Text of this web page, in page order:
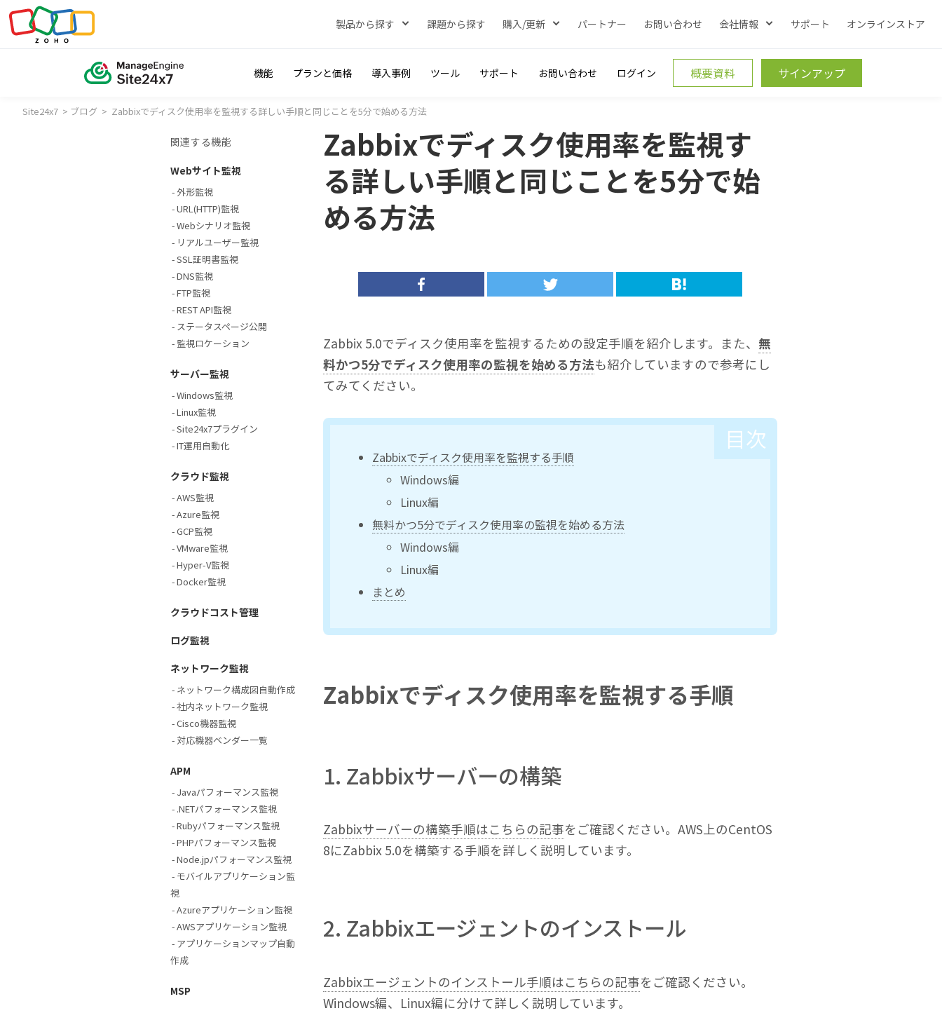
製品から探す 課題から探す 購入/更新 パートナー お問い合わせ 会社情報 サポート オンラインストア
機能 プランと価格 導入事例 ツール サポート お問い合わせ ログイン 概要資料 サインアップ
Site24x7 > ブログ > Zabbixでディスク使用率を監視する詳しい手順と同じことを5分で始める方法
Zabbixでディスク使用率を監視す
る詳しい手順と同じことを5分で始
める方法
Zabbix 5.0でディスク使用率を監視するための設定手順を紹介します。また、 無
料かつ5分でディスク使用率の監視を始める方法も紹介していますので参考にし
てみてください。
目次
Zabbixでディスク使用率を監視する手順
Windows編
Linux編
無料かつ5分でディスク使用率の監視を始める方法
Windows編
Linux編
まとめ
Zabbixでディスク使用率を監視する手順
1. Zabbixサーバーの構築
Zabbixサーバーの構築手順はこちらの記事をご確認ください。AWS上のCentOS
8にZabbix 5.0を構築する手順を詳しく説明しています。
2. Zabbixエージェントのインストール
Zabbixエージェントのインストール手順はこちらの記事をご確認ください。
Windows編、Linux編に分けて詳しく説明しています。
関連する機能
Webサイト監視
外形監視
URL(HTTP)監視
Webシナリオ監視
リアルユーザー監視
SSL証明書監視
DNS監視
FTP監視
REST API監視
ステータスページ公開
監視ロケーション
サーバー監視
Windows監視
Linux監視
Site24x7プラグイン
IT運用自動化
クラウド監視
AWS監視
Azure監視
GCP監視
VMware監視
Hyper-V監視
Docker監視
クラウドコスト管理
ログ監視
ネットワーク監視
ネットワーク構成図自動作成
社内ネットワーク監視
Cisco機器監視
対応機器ベンダー一覧
APM
Javaパフォーマンス監視
.NETパフォーマンス監視
Rubyパフォーマンス監視
PHPパフォーマンス監視
Node.jpパフォーマンス監視
モバイルアプリケーション監
視
Azureアプリケーション監視
AWSアプリケーション監視
アプリケーションマップ自動
作成
MSP